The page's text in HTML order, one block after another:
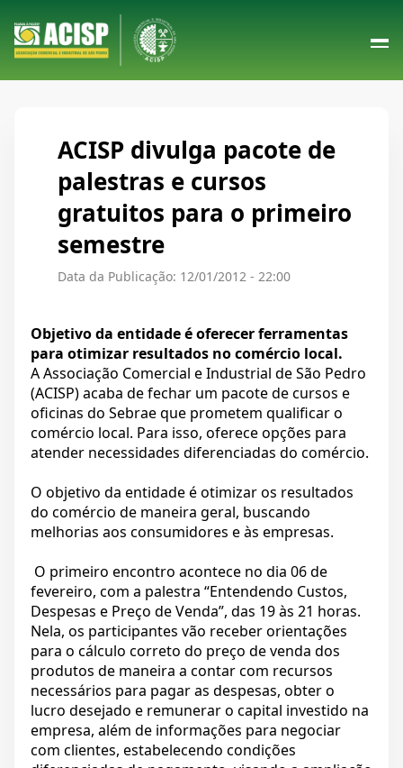
ACISP divulga pacote de
palestras e cursos
gratuitos para o primeiro
semestre
Data da Publicação: 12/01/2012 - 22:00
Objetivo da entidade é oferecer ferramentas
para otimizar resultados no comércio local.
A Associação Comercial e Industrial de São Pedro
(ACISP) acaba de fechar um pacote de cursos e
oficinas do Sebrae que prometem qualificar o
comércio local. Para isso, oferece opções para
atender necessidades diferenciadas do comércio.
O objetivo da entidade é otimizar os resultados
do comércio de maneira geral, buscando
melhorias aos consumidores e às empresas.
O primeiro encontro acontece no dia 06 de
fevereiro, com a palestra “Entendendo Custos,
Despesas e Preço de Venda”, das 19 às 21 horas.
Nela, os participantes vão receber orientações
para o cálculo correto do preço de venda dos
produtos de maneira a contar com recursos
necessários para pagar as despesas, obter o
lucro desejado e remunerar o capital investido na
empresa, além de informações para negociar
com clientes, estabelecendo condições